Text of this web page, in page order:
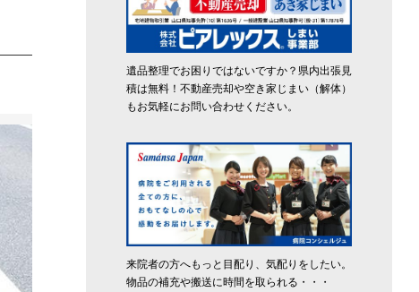
遺品整理でお困りではないですか？県内出張見
積は無料！不動産売却や空き家じまい（解体）
もお気軽にお問い合わせください。
来院者の方へもっと目配り、気配りをしたい。
物品の補充や搬送に時間を取られる・・・